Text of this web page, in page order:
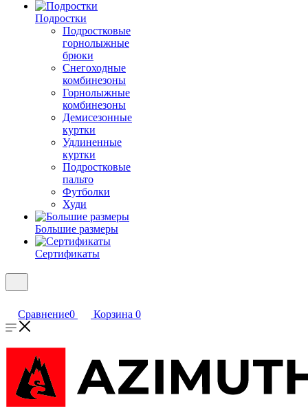
Подростки
Подростковые
горнолыжные
брюки
Снегоходные
комбинезоны
Горнолыжные
комбинезоны
Демисезонные
куртки
Удлиненные
куртки
Подростковые
пальто
Футболки
Худи
Большие размеры
Сертификаты
Сравнение0 Корзина 0